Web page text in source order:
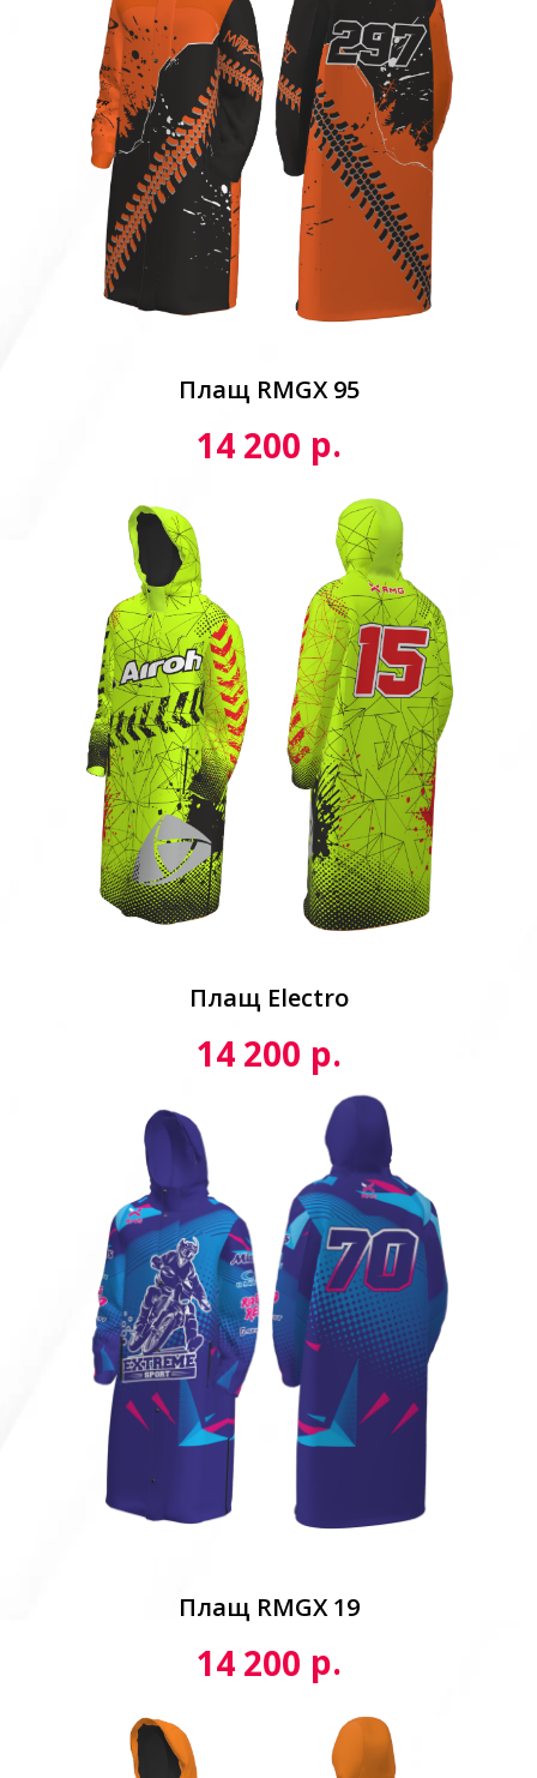
Плащ RMGX 95
14 200 р.
Плащ Electro
14 200 р.
Плащ RMGX 19
14 200 р.